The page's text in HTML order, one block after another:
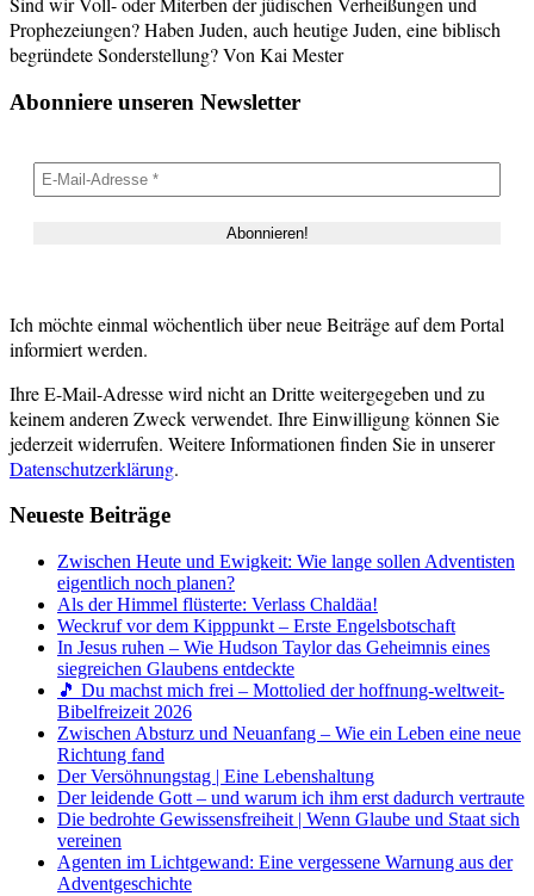
Prophezeiungen? Haben Juden, auch heutige Juden, eine biblisch
begründete Sonderstellung? Von Kai Mester
Abonniere unseren Newsletter
Ich möchte einmal wöchentlich über neue Beiträge auf dem Portal
informiert werden.
Ihre E-Mail-Adresse wird nicht an Dritte weitergegeben und zu
keinem anderen Zweck verwendet. Ihre Einwilligung können Sie
jederzeit widerrufen. Weitere Informationen finden Sie in unserer
Datenschutzerklärung.
Neueste Beiträge
Zwischen Heute und Ewigkeit: Wie lange sollen Adventisten
eigentlich noch planen?
Als der Himmel flüsterte: Verlass Chaldäa!
Weckruf vor dem Kipppunkt – Erste Engelsbotschaft
In Jesus ruhen – Wie Hudson Taylor das Geheimnis eines
siegreichen Glaubens entdeckte
🎵 Du machst mich frei – Mottolied der hoffnung-weltweit-
Bibelfreizeit 2026
Zwischen Absturz und Neuanfang – Wie ein Leben eine neue
Richtung fand
Der Versöhnungstag | Eine Lebenshaltung
Der leidende Gott – und warum ich ihm erst dadurch vertraute
Die bedrohte Gewissensfreiheit | Wenn Glaube und Staat sich
vereinen
Agenten im Lichtgewand: Eine vergessene Warnung aus der
Adventgeschichte